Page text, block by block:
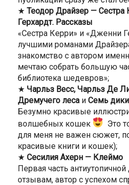
★ Теодор Драйзер —
Герхардт. Рассказы
«Сестра Керри» и «Дженни
лучшими романами
знакомство с автором
мечтаю собрать большую
библиотека шедевров»;
★ Чарльз Весс, Чарльз Де
Дремучего леса и Семь
Безумно красивые
волшебных кошек
Это
для меня не важен сюжет,
красивые книги и кошек);
★ Сесилия Ахерн — Клеймо
Первая часть
отзывам, автор с успехом